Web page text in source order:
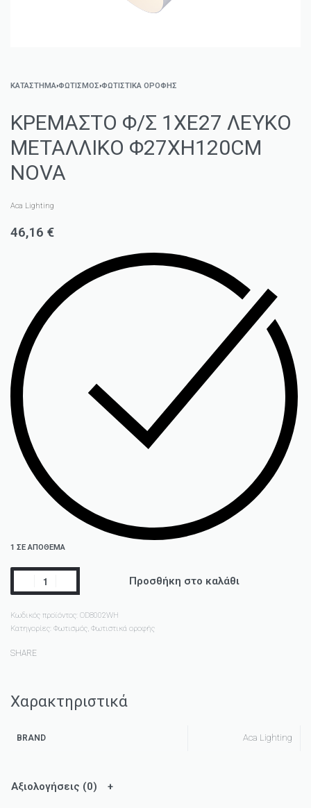
ΚΑΤΑΣΤΗΜΑ›ΦΩΤΙΣΜΌΣ›ΦΩΤΙΣΤΙΚΆ ΟΡΟΦΉΣ
ΚΡΕΜΑΣΤΟ Φ/Σ 1ΧΕ27 ΛΕΥΚΟ
ΜΕΤΑΛΛΙΚΟ Φ27ΧΗ120CM
NOVA
Aca Lighting
46,16 €
1 ΣΕ ΑΠΌΘΕΜΑ
Προσθήκη στο καλάθι
Κωδικός προϊόντος: OD8002WH
Κατηγορίες: Φωτισμός, Φωτιστικά οροφής
SHARE
Χαρακτηριστικά
BRAND Aca Lighting
Αξιολογήσεις (0)